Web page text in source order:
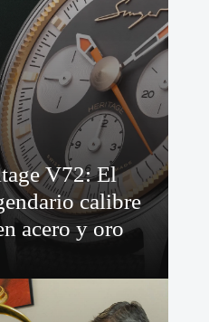
V72: El
calibre
acero y oro